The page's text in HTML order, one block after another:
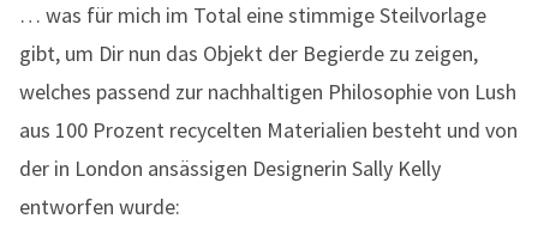
… was für mich im Total eine stimmige Steilvorlage
gibt, um Dir nun das Objekt der Begierde zu zeigen,
welches passend zur nachhaltigen Philosophie von Lush
aus 100 Prozent recycelten Materialien besteht und von
der in London ansässigen Designerin Sally Kelly
entworfen wurde: